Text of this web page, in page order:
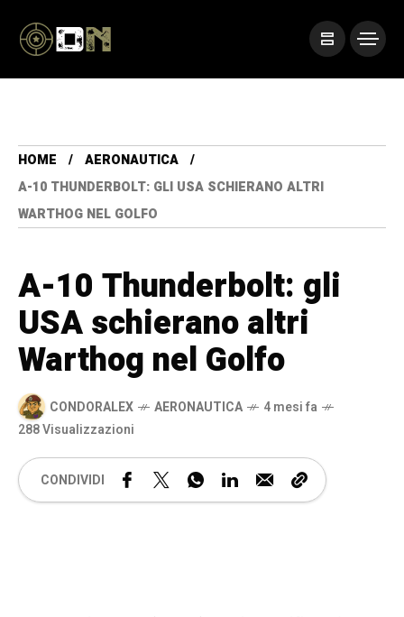
HOME
AERONAUTICA
A-10 THUNDERBOLT: GLI USA SCHIERANO ALTRI
WARTHOG NEL GOLFO
A-10 Thunderbolt: gli
USA schierano altri
Warthog nel Golfo
CONDORALEX AERONAUTICA
4 mesi fa
288 Visualizzazioni
CONDIVIDI